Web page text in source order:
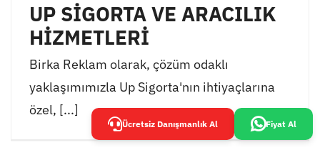
UP SİGORTA VE ARACILIK
HİZMETLERİ
Birka Reklam olarak, çözüm odaklı
yaklaşımımızla Up Sigorta'nın ihtiyaçlarına
özel, [...]
Ücretsiz Danışmanlık Al Fiyat Al